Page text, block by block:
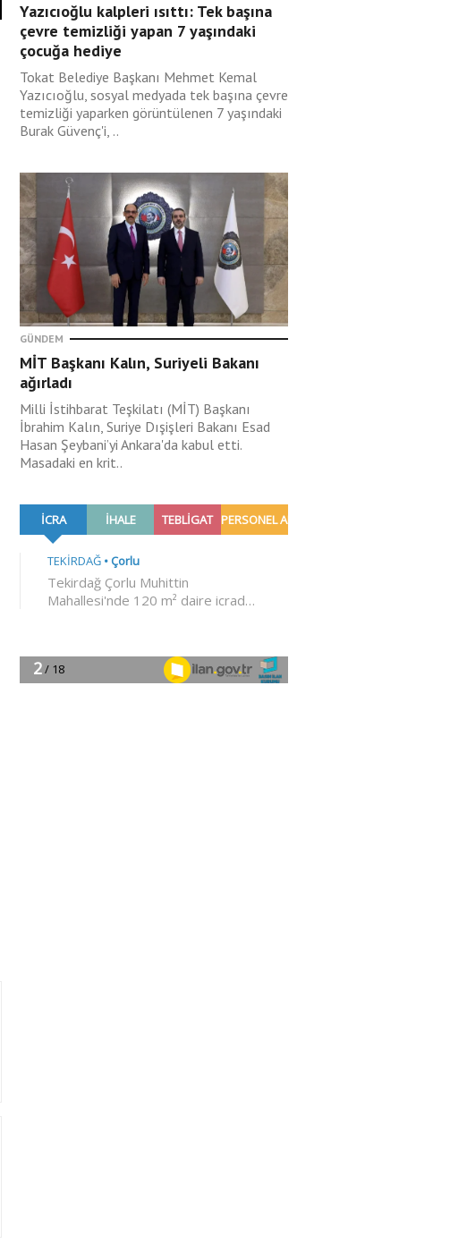
Yazıcıoğlu kalpleri ısıttı: Tek başına
çevre temizliği yapan 7 yaşındaki
çocuğa hediye
Tokat Belediye Başkanı Mehmet Kemal
Yazıcıoğlu, sosyal medyada tek başına çevre
temizliği yaparken görüntülenen 7 yaşındaki
Burak Güvenç'i, ..
GÜNDEM
MİT Başkanı Kalın, Suriyeli Bakanı
ağırladı
Milli İstihbarat Teşkilatı (MİT) Başkanı
İbrahim Kalın, Suriye Dışişleri Bakanı Esad
Hasan Şeybani’yi Ankara'da kabul etti.
Masadaki en krit..